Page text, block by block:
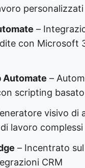
personalizzati
–
con Microsoft
Automate –
scripting
visivo di
lavoro complessi
– Incentrato
CRM